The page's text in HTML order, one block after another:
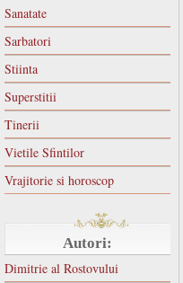
Sanatate
Sarbatori
Stiinta
Superstitii
Tinerii
Vietile Sfintilor
Vrajitorie si horoscop
Autori:
Dimitrie al Rostovului